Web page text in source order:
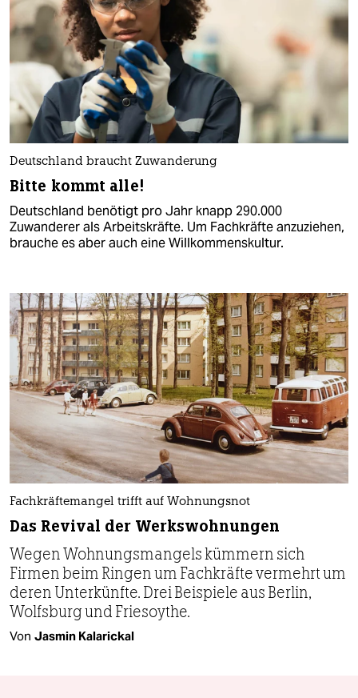
Deutschland braucht Zuwanderung
Bitte kommt alle!
Deutschland benötigt pro Jahr knapp 290.000
Zuwanderer als Arbeitskräfte. Um Fachkräfte anzuziehen,
brauche es aber auch eine Willkommenskultur.
Fachkräftemangel trifft auf Wohnungsnot
Das Revival der Werkswohnungen
Wegen Wohnungsmangels kümmern sich
Firmen beim Ringen um Fachkräfte vermehrt um
deren Unterkünfte. Drei Beispiele aus Berlin,
Wolfsburg und Friesoythe.
Von Jasmin Kalarickal